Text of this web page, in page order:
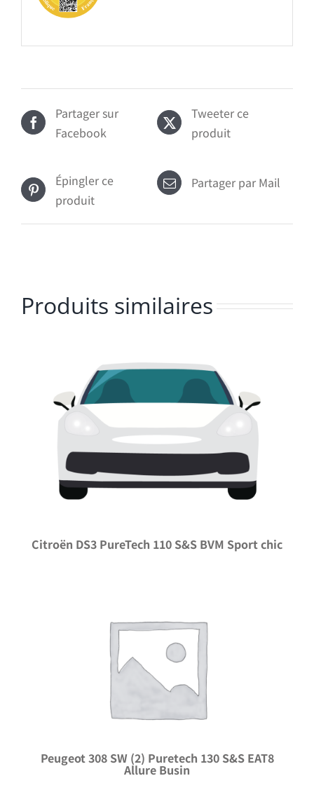
Partager sur
Facebook
Tweeter ce
produit
Épingler ce
produit
Partager par Mail
Produits similaires
Citroën DS3 PureTech 110 S&S BVM Sport chic
Peugeot 308 SW (2) Puretech 130 S&S EAT8
Allure Busin